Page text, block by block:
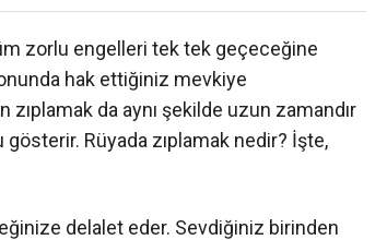
zorlu engelleri tek tek geçeceğine
hak ettiğiniz mevkiye
zıplamak da aynı şekilde uzun zamandır
Rüyada zıplamak nedir? İşte,
delalet eder. Sevdiğiniz birinden